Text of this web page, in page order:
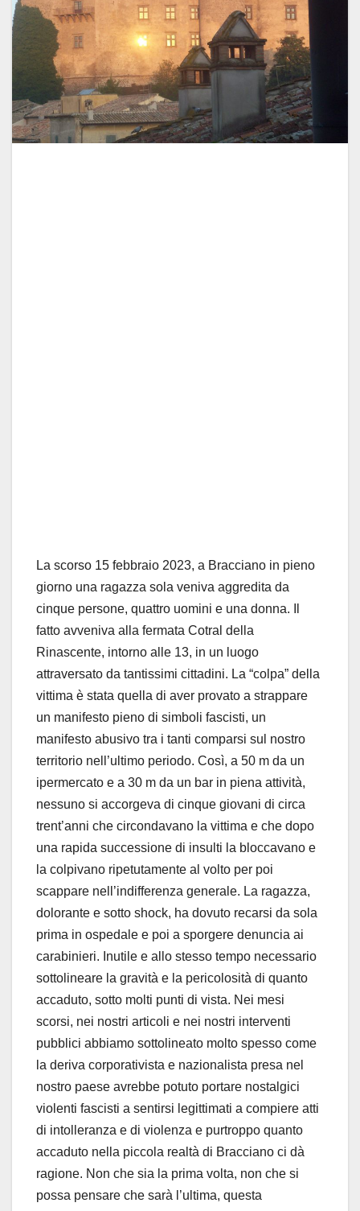
La scorso 15 febbraio 2023, a Bracciano in pieno
giorno una ragazza sola veniva aggredita da
cinque persone, quattro uomini e una donna. Il
fatto avveniva alla fermata Cotral della
Rinascente, intorno alle 13, in un luogo
attraversato da tantissimi cittadini. La “colpa” della
vittima è stata quella di aver provato a strappare
un manifesto pieno di simboli fascisti, un
manifesto abusivo tra i tanti comparsi sul nostro
territorio nell’ultimo periodo. Così, a 50 m da un
ipermercato e a 30 m da un bar in piena attività,
nessuno si accorgeva di cinque giovani di circa
trent’anni che circondavano la vittima e che dopo
una rapida successione di insulti la bloccavano e
la colpivano ripetutamente al volto per poi
scappare nell’indifferenza generale. La ragazza,
dolorante e sotto shock, ha dovuto recarsi da sola
prima in ospedale e poi a sporgere denuncia ai
carabinieri. Inutile e allo stesso tempo necessario
sottolineare la gravità e la pericolosità di quanto
accaduto, sotto molti punti di vista. Nei mesi
scorsi, nei nostri articoli e nei nostri interventi
pubblici abbiamo sottolineato molto spesso come
la deriva corporativista e nazionalista presa nel
nostro paese avrebbe potuto portare nostalgici
violenti fascisti a sentirsi legittimati a compiere atti
di intolleranza e di violenza e purtroppo quanto
accaduto nella piccola realtà di Bracciano ci dà
ragione. Non che sia la prima volta, non che si
possa pensare che sarà l’ultima, questa